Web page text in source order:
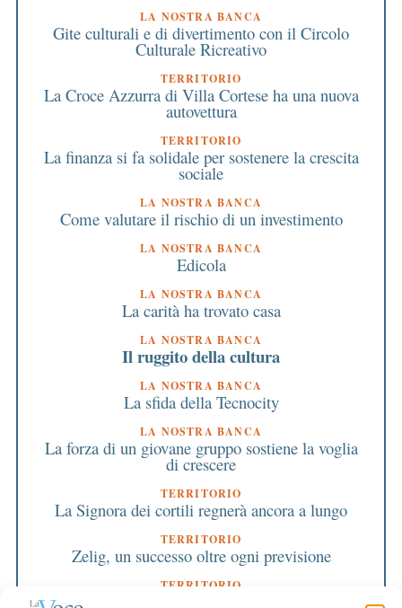
LA NOSTRA BANCA
Gite culturali e di divertimento con il Circolo
Culturale Ricreativo
TERRITORIO
La Croce Azzurra di Villa Cortese ha una nuova
autovettura
TERRITORIO
La finanza si fa solidale per sostenere la crescita
sociale
LA NOSTRA BANCA
Come valutare il rischio di un investimento
LA NOSTRA BANCA
Edicola
LA NOSTRA BANCA
La carità ha trovato casa
LA NOSTRA BANCA
Il ruggito della cultura
LA NOSTRA BANCA
La sfida della Tecnocity
LA NOSTRA BANCA
La forza di un giovane gruppo sostiene la voglia
di crescere
TERRITORIO
La Signora dei cortili regnerà ancora a lungo
TERRITORIO
Zelig, un successo oltre ogni previsione
TERRITORIO
Tre giorni per fare festa ragionando sul nostro